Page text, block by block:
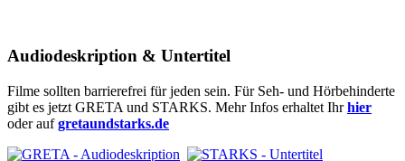
Audiodeskription & Untertitel
Filme sollten barrierefrei für jeden sein. Für Seh- und Hörbehinderte
gibt es jetzt GRETA und STARKS. Mehr Infos erhaltet Ihrhier
oder aufgretaundstarks.de